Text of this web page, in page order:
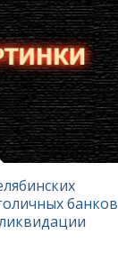
банков